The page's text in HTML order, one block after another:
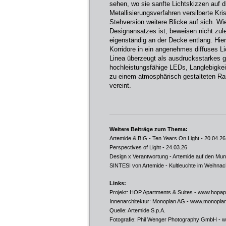
sehen, wo sie sanfte Lichtskizzen auf
Metallisierungsverfahren versilberte
Stehversion weitere Blicke auf sich.
Designansatzes ist, beweisen nicht
eigenständig an der Decke entlang.
Korridore in ein angenehmes diffuses
Linea überzeugt als ausdrucksstarkes
hochleistungsfähige LEDs,
zu einem atmosphärisch gestalteten
vereint.
Weitere Beiträge zum Thema:
Artemide & BIG - Ten Years On Light - 20.04.26
Perspectives of Light - 24.03.26
Design x Verantwortung - Artemide auf den
SINTESI von Artemide - Kultleuchte im
Links:
Projekt: HOP Apartments & Suites -
Innenarchitektur: Monoplan AG -
Quelle: Artemide S.p.A.
Fotografie: Phil Wenger Photography GmbH -